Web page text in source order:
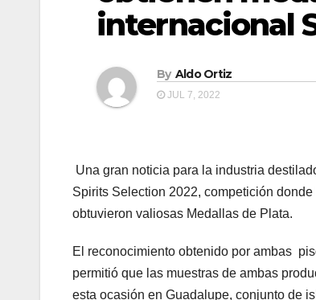
internacional
By Aldo Ortiz
JUL 7, 2022
Una gran noticia para la industria
Spirits Selection 2022, competición
obtuvieron valiosas Medallas de Plata.
El reconocimiento obtenido por ambas
permitió que las muestras de ambas
esta ocasión en Guadalupe, conjunto de